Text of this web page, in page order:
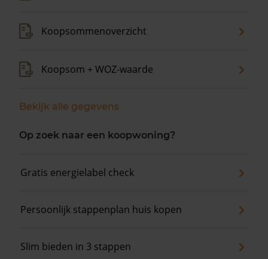
Koopsommenoverzicht
Koopsom + WOZ-waarde
Bekijk alle gegevens
Op zoek naar een koopwoning?
Gratis energielabel check
Persoonlijk stappenplan huis kopen
Slim bieden in 3 stappen